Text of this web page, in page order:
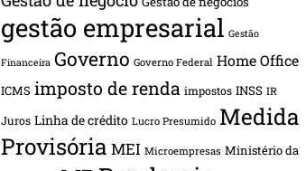
gestão empresarial Gestão
Financeira Governo Governo Federal Home Office
ICMS imposto de renda impostos INSS IR
Juros Linha de crédito Lucro Presumido Medida
Provisória MEI Microempresas Ministério da